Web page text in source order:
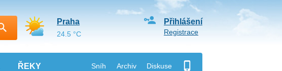
ŘEKY Sníh Archiv Diskuse
Přihlášení
Registrace
Praha
24.5 °C